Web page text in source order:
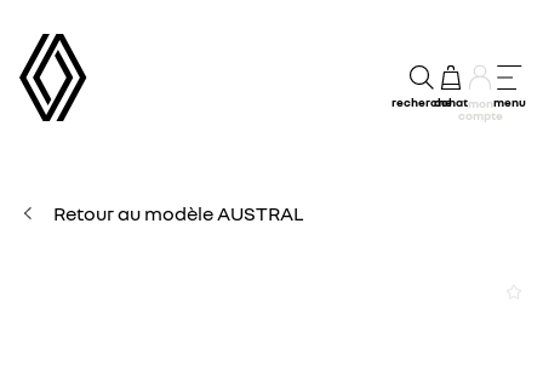
rechercheachatmon
compte
menu
Retour au modèle AUSTRAL